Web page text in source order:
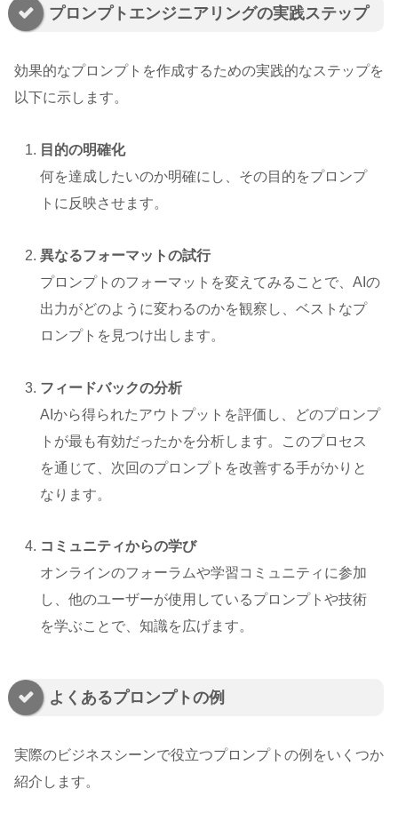
プロンプトエンジニアリングの実践ステップ
効果的なプロンプトを作成するための実践的なステップを
以下に示します。
目的の明確化
何を達成したいのか明確にし、その目的をプロンプ
トに反映させます。
異なるフォーマットの試行
プロンプトのフォーマットを変えてみることで、AIの
出力がどのように変わるのかを観察し、ベストなプ
ロンプトを見つけ出します。
フィードバックの分析
AIから得られたアウトプットを評価し、どのプロンプ
トが最も有効だったかを分析します。このプロセス
を通じて、次回のプロンプトを改善する手がかりと
なります。
コミュニティからの学び
オンラインのフォーラムや学習コミュニティに参加
し、他のユーザーが使用しているプロンプトや技術
を学ぶことで、知識を広げます。
よくあるプロンプトの例
実際のビジネスシーンで役立つプロンプトの例をいくつか
紹介します。